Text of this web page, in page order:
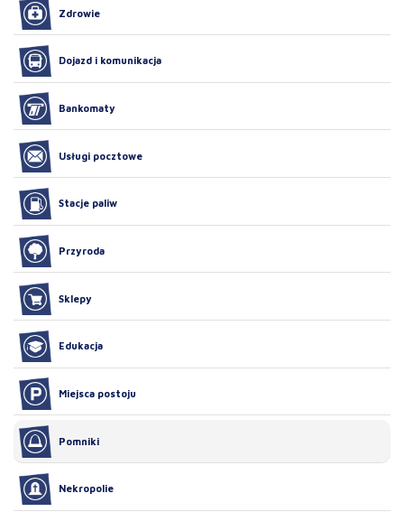
Zdrowie
Dojazd i komunikacja
Bankomaty
Usługi pocztowe
Stacje paliw
Przyroda
Sklepy
Edukacja
Miejsca postoju
Pomniki
Nekropolie